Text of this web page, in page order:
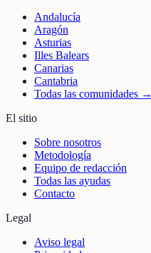
Andalucía
Aragón
Asturias
Illes Balears
Canarias
Cantabria
Todas las comunidades →
El sitio
Sobre nosotros
Metodología
Equipo de redacción
Todas las ayudas
Contacto
Legal
Aviso legal